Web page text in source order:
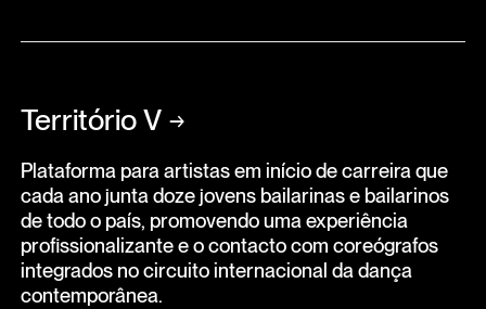
Território V →
Plataforma para artistas em início de carreira que
cada ano junta doze jovens bailarinas e bailarinos
de todo o país, promovendo uma experiência
profissionalizante e o contacto com coreógrafos
integrados no circuito internacional da dança
contemporânea.